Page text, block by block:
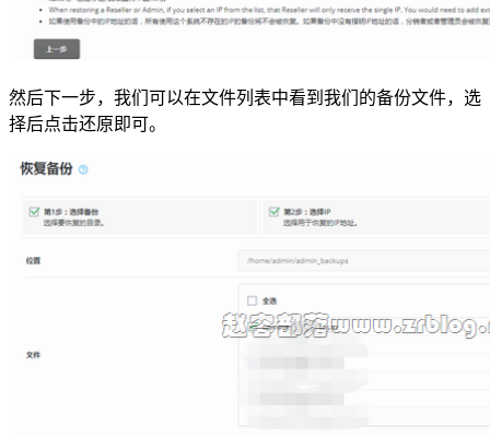
然后下一步，我们可以在文件列表中看到我们的备份文件，选
择后点击还原即可。